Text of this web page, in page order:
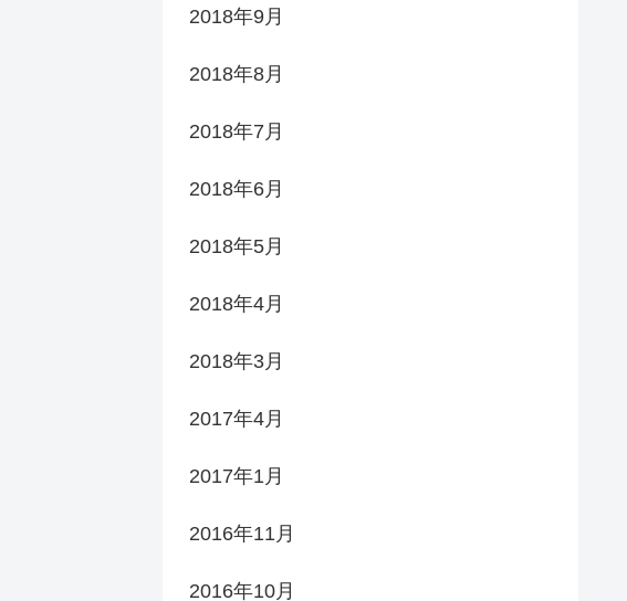
2018年9月
2018年8月
2018年7月
2018年6月
2018年5月
2018年4月
2018年3月
2017年4月
2017年1月
2016年11月
2016年10月